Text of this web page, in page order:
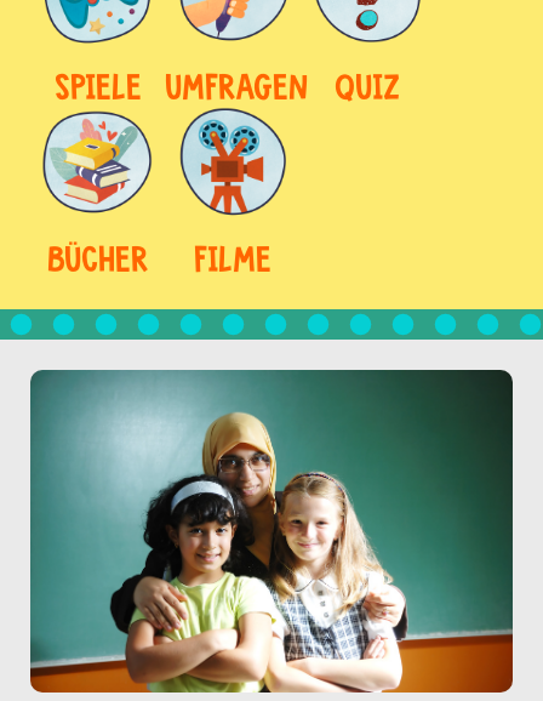
SPIELE UMFRAGEN QUIZ
BÜCHER FILME